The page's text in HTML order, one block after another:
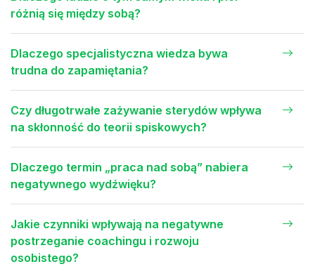
różnią się między sobą?
Dlaczego specjalistyczna wiedza bywa
trudna do zapamiętania?
Czy długotrwałe zażywanie sterydów wpływa
na skłonność do teorii spiskowych?
Dlaczego termin „praca nad sobą” nabiera
negatywnego wydźwięku?
Jakie czynniki wpływają na negatywne
postrzeganie coachingu i rozwoju
osobistego?